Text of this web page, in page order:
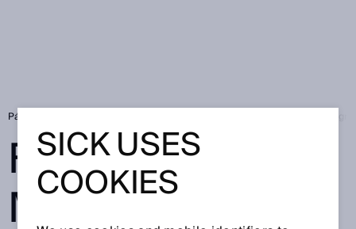
Página de inicio
FLOWSKID600:
MEDICIONES DE
SICK USES
COOKIES